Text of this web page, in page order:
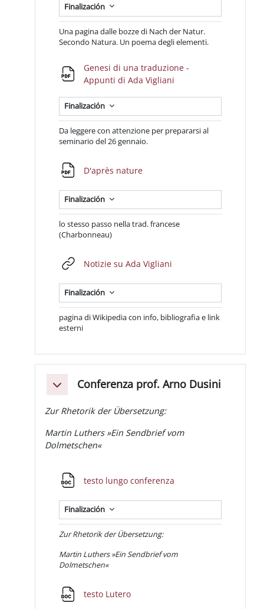
Finalización
Una pagina dalle bozze di Nach der Natur.
Secondo Natura. Un poema degli elementi.
Genesi di una traduzione -
Appunti di Ada Vigliani
Finalización
Da leggere con attenzione per prepararsi al
seminario del 26 gennaio.
D'après nature
Finalización
lo stesso passo nella trad. francese
(Charbonneau)
Notizie su Ada Vigliani
Finalización
pagina di Wikipedia con info, bibliografia e link
esterni
ColapsarConferenza prof. Arno Dusini
Zur Rhetorik der Übersetzung:
Martin Luthers »Ein Sendbrief vom
Dolmetschen«
testo lungo conferenza
Finalización
Zur Rhetorik der Übersetzung:
Martin Luthers »Ein Sendbrief vom
Dolmetschen«
testo Lutero